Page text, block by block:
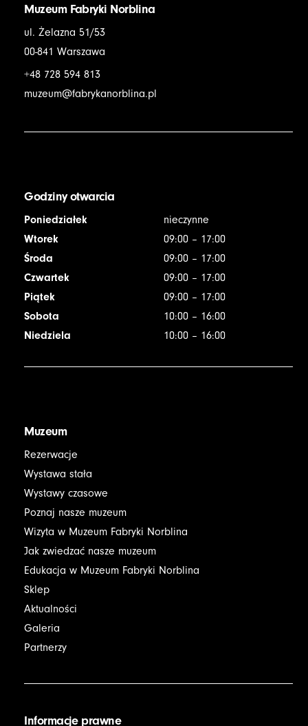
Muzeum Fabryki Norblina
ul. Żelazna 51/53
00-841 Warszawa
+48 728 594 813
muzeum@fabrykanorblina.pl
Godziny otwarcia
Poniedziałek
Wtorek
Środa
Czwartek
Piątek
Sobota
Niedziela
nieczynne
09:00 – 17:00
09:00 – 17:00
09:00 – 17:00
09:00 – 17:00
10:00 – 16:00
10:00 – 16:00
Muzeum
Rezerwacje
Wystawa stała
Wystawy czasowe
Poznaj nasze muzeum
Wizyta w Muzeum Fabryki Norblina
Jak zwiedzać nasze muzeum
Edukacja w Muzeum Fabryki Norblina
Sklep
Aktualności
Galeria
Partnerzy
Informacje prawne